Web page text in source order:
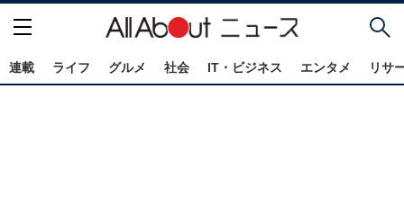
連載 ライフ グルメ 社会 IT・ビジネス エンタメ リサ